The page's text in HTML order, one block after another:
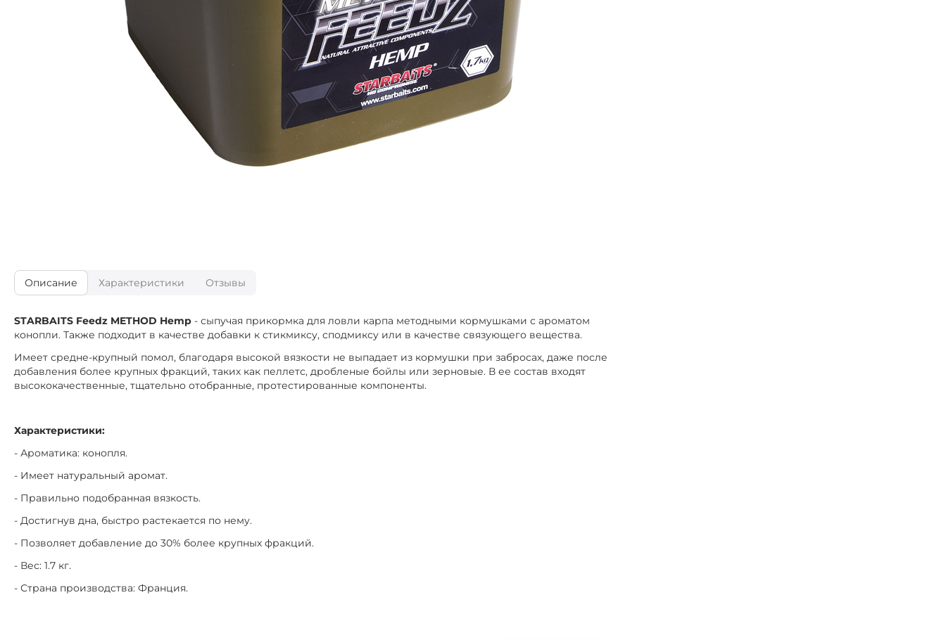
Описание Характеристики Отзывы
STARBAITS Feedz METHOD Hemp - сыпучая прикормка для ловли карпа методными кормушками с ароматом
конопли. Также подходит в качестве добавки к стикмиксу, сподмиксу или в качестве связующего вещества.
Имеет средне-крупный помол, благодаря высокой вязкости не выпадает из кормушки при забросах, даже после
добавления более крупных фракций, таких как пеллетс, дробленые бойлы или зерновые. В ее состав входят
высококачественные, тщательно отобранные, протестированные компоненты.
Характеристики:
- Ароматика: конопля.
- Имеет натуральный аромат.
- Правильно подобранная вязкость.
- Достигнув дна, быстро растекается по нему.
- Позволяет добавление до 30% более крупных фракций.
- Вес: 1.7 кг.
- Страна производства: Франция.